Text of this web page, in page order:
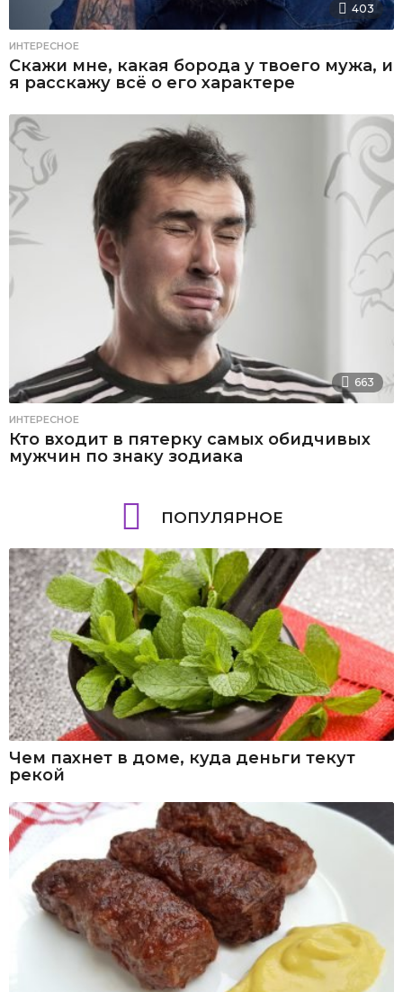
403
ИНТЕРЕСНОЕ
Скажи мне, какая борода у твоего мужа, и
я расскажу всё о его характере
663
ИНТЕРЕСНОЕ
Кто входит в пятерку самых обидчивых
мужчин по знаку зодиака
ПОПУЛЯРНОЕ
Чем пахнет в доме, куда деньги текут
рекой